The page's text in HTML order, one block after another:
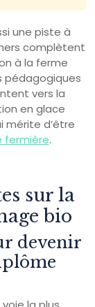
une piste à
complètent
à la ferme
pédagogiques
vers la
en glace
mérite d’être
fermière.
sur la
bio
devenir